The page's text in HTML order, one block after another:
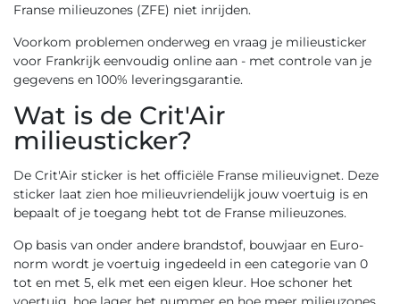
Franse milieuzones (ZFE) niet inrijden.
Voorkom problemen onderweg en vraag je milieusticker
voor Frankrijk eenvoudig online aan - met controle van je
gegevens en 100% leveringsgarantie.
Wat is de Crit'Air
milieusticker?
De Crit'Air sticker is het officiële Franse milieuvignet. Deze
sticker laat zien hoe milieuvriendelijk jouw voertuig is en
bepaalt of je toegang hebt tot de Franse milieuzones.
Op basis van onder andere brandstof, bouwjaar en Euro-
norm wordt je voertuig ingedeeld in een categorie van 0
tot en met 5, elk met een eigen kleur. Hoe schoner het